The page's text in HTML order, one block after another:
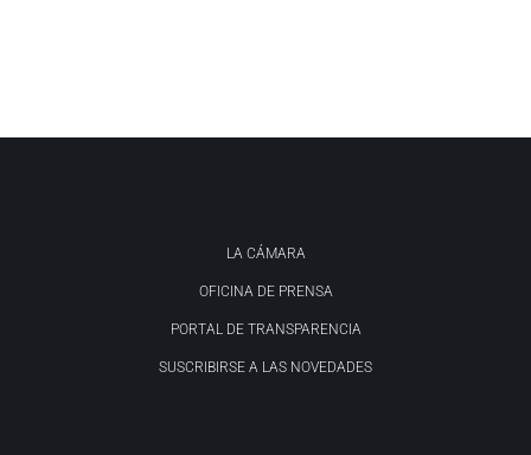
LA CÁMARA
OFICINA DE PRENSA
PORTAL DE TRANSPARENCIA
SUSCRIBIRSE A LAS NOVEDADES